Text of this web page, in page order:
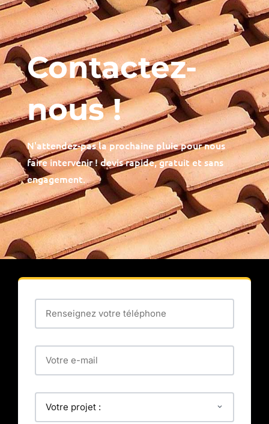
Contactez-
nous !
N'attendez-pas la prochaine pluie pour nous
faire intervenir ! devis rapide, gratuit et sans
engagement.